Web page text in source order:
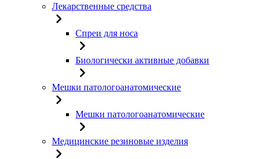
Лекарственные средства
Спреи для носа
Биологически активные добавки
Мешки патологоанатомические
Мешки патологоанатомические
Медицинские резиновые изделия